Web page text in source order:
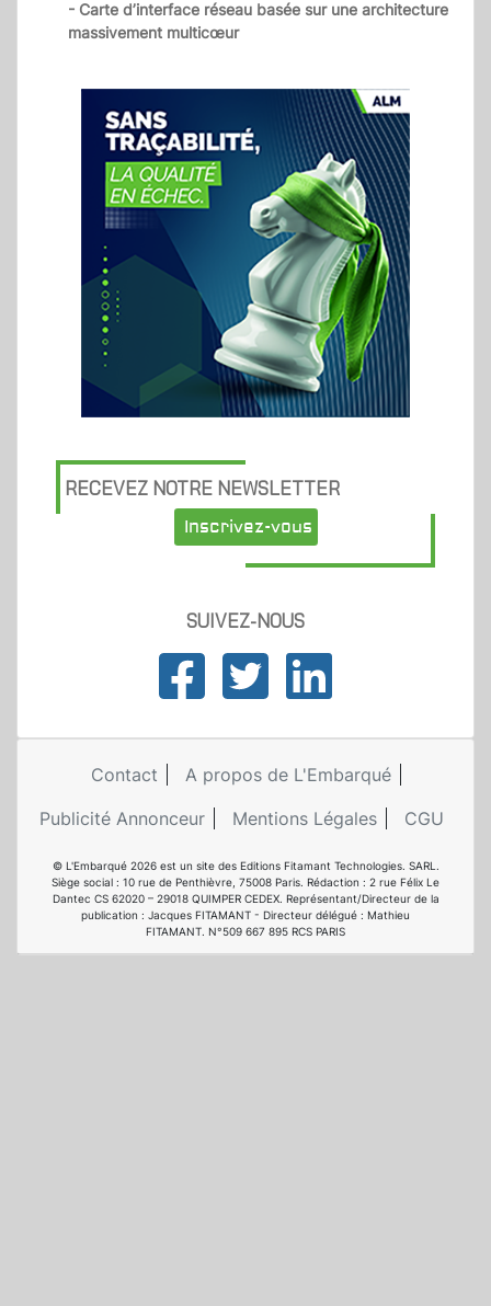
- Carte d’interface réseau basée sur une architecture
massivement multicœur
RECEVEZ NOTRE NEWSLETTER
Inscrivez-vous
SUIVEZ-NOUS
Contact
A propos de L'Embarqué
Publicité Annonceur
Mentions Légales CGU
© L'Embarqué 2026 est un site des Editions Fitamant Technologies. SARL.
Siège social : 10 rue de Penthièvre, 75008 Paris. Rédaction : 2 rue Félix Le
Dantec CS 62020 – 29018 QUIMPER CEDEX. Représentant/Directeur de la
publication : Jacques FITAMANT - Directeur délégué : Mathieu
FITAMANT. N°509 667 895 RCS PARIS